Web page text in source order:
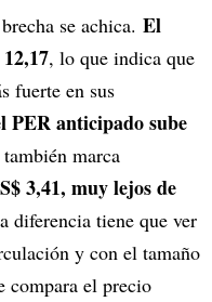
se achica. El
, lo que indica que
fuerte en sus
PER anticipado sube
también marca
3,41, muy lejos de
diferencia tiene que ver
y con el tamaño
compara el precio